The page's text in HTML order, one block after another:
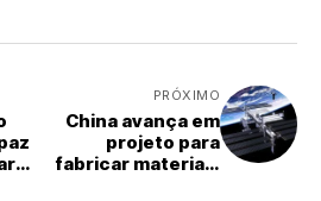
PRÓXIMO
China avança em
projeto para
fabricar materiais